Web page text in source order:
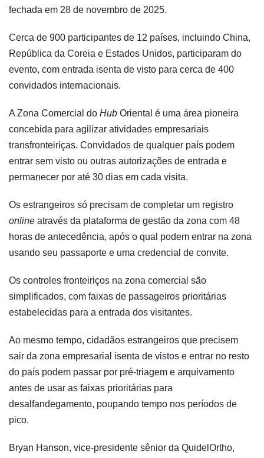
fechada em 28 de novembro de 2025.
Cerca de 900 participantes de 12 países, incluindo China,
República da Coreia e Estados Unidos, participaram do
evento, com entrada isenta de visto para cerca de 400
convidados internacionais.
A Zona Comercial do Hub Oriental é uma área pioneira
concebida para agilizar atividades empresariais
transfronteiriças. Convidados de qualquer país podem
entrar sem visto ou outras autorizações de entrada e
permanecer por até 30 dias em cada visita.
Os estrangeiros só precisam de completar um registro
online através da plataforma de gestão da zona com 48
horas de antecedência, após o qual podem entrar na zona
usando seu passaporte e uma credencial de convite.
Os controles fronteiriços na zona comercial são
simplificados, com faixas de passageiros prioritárias
estabelecidas para a entrada dos visitantes.
Ao mesmo tempo, cidadãos estrangeiros que precisem
sair da zona empresarial isenta de vistos e entrar no resto
do país podem passar por pré-triagem e arquivamento
antes de usar as faixas prioritárias para
desalfandegamento, poupando tempo nos períodos de
pico.
Bryan Hanson, vice-presidente sênior da QuidelOrtho,